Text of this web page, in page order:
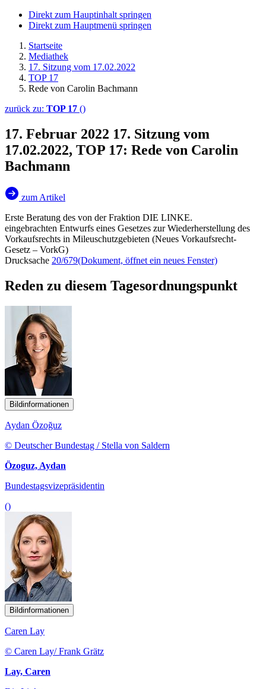
Direkt zum Hauptinhalt springen
Direkt zum Hauptmenü springen
Startseite
Mediathek
17. Sitzung vom 17.02.2022
TOP 17
Rede von Carolin Bachmann
zurück zu: TOP 17 ()
17. Februar 2022 17. Sitzung vom
17.02.2022, TOP 17: Rede von Carolin
Bachmann
zum Artikel
Erste Beratung des von der Fraktion DIE LINKE.
eingebrachten Entwurfs eines Gesetzes zur Wiederherstellung des
Vorkaufsrechts in Mileuschutzgebieten (Neues Vorkaufsrecht-
Gesetz – VorkG)
Drucksache 20/679(Dokument, öffnet ein neues Fenster)
Reden zu diesem Tagesordnungspunkt
Bildinformationen
Aydan Özoğuz
© Deutscher Bundestag / Stella von Saldern
Özoguz, Aydan
Bundestagsvizepräsidentin
()
Bildinformationen
Caren Lay
© Caren Lay/ Frank Grätz
Lay, Caren